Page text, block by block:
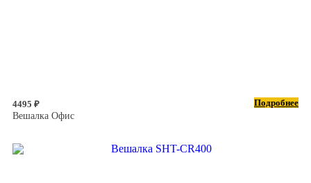
4495 ₽
Подробнее
Вешалка Офис